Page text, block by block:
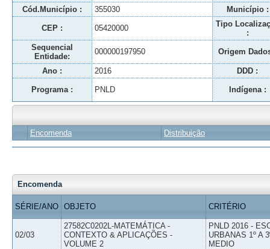
Cód.Município : 355030 Município :
CEP : 05420000
Tipo
:
Sequencial
Entidade:
000000197950 Origem
Ano : 2016 DDD :
Programa : PNLD Indígena :
Encomenda Distribuição
Encomenda
SÉRIE/ANO OBJETO CRITÉRIO
02/03
27582C0202L-MATEMÁTICA -
CONTEXTO & APLICAÇÕES -
VOLUME 2
PNLD 2016 -
URBANAS 1º A
MEDIO